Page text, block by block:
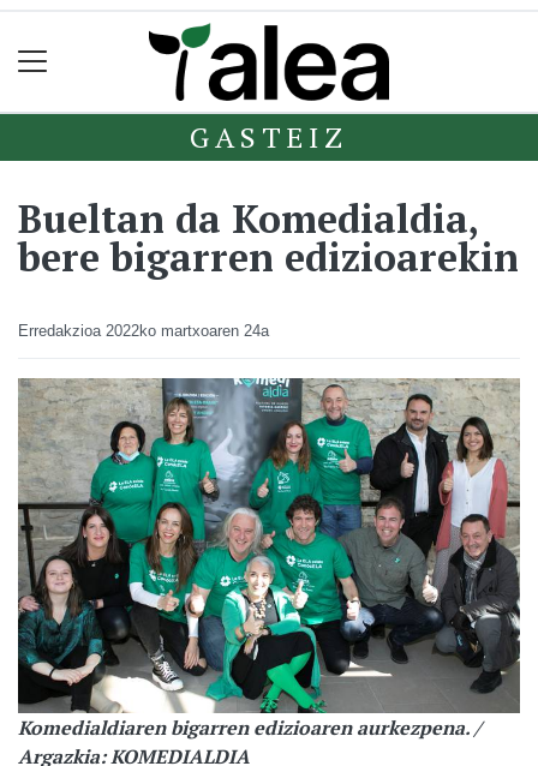
GASTEIZ
Bueltan da Komedialdia,
bere bigarren edizioarekin
Erredakzioa 2022ko martxoaren 24a
Komedialdiaren bigarren edizioaren aurkezpena. /
Argazkia: KOMEDIALDIA